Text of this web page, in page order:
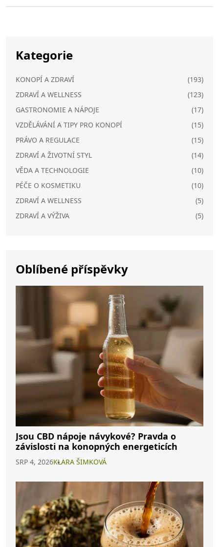
Kategorie
KONOPÍ A ZDRAVÍ
(193)
ZDRAVÍ A WELLNESS
(123)
GASTRONOMIE A NÁPOJE
(17)
VZDĚLÁVÁNÍ A TIPY PRO KONOPÍ
(15)
PRÁVO A REGULACE
(15)
ZDRAVÍ A ŽIVOTNÍ STYL
(14)
VĚDA A TECHNOLOGIE
(10)
PÉČE O KOSMETIKU
(10)
ZDRAVÍ A WELLNESS
(5)
ZDRAVÍ A VÝŽIVA
(5)
Oblíbené příspěvky
Jsou CBD nápoje návykové? Pravda o
závislosti na konopných energeticích
SRP 4, 2026KLARA ŠIMKOVÁ